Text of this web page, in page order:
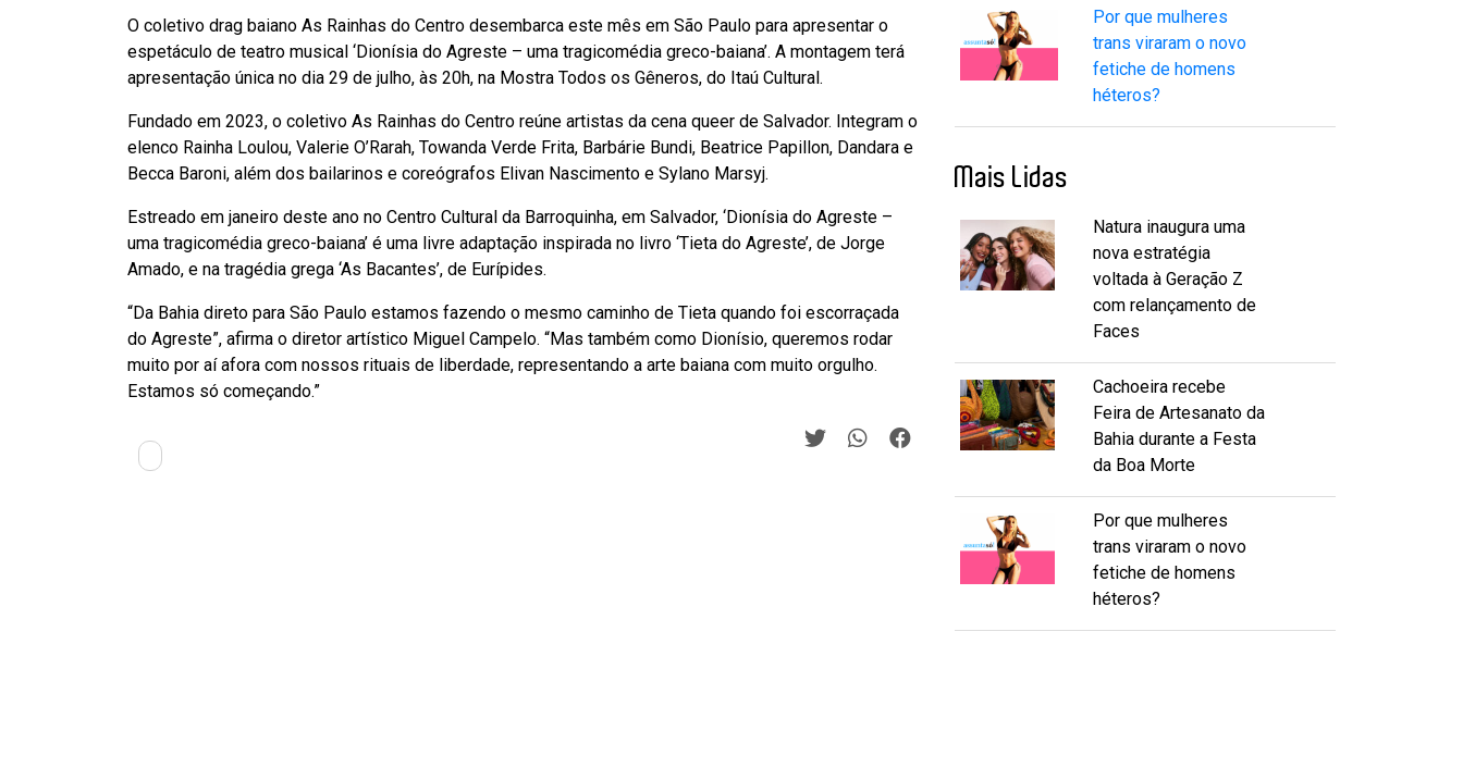
O coletivo drag baiano As Rainhas do Centro desembarca este mês em São Paulo para apresentar o
espetáculo de teatro musical ‘Dionísia do Agreste – uma tragicomédia greco-baiana’. A montagem terá
apresentação única no dia 29 de julho, às 20h, na Mostra Todos os Gêneros, do Itaú Cultural.
Fundado em 2023, o coletivo As Rainhas do Centro reúne artistas da cena queer de Salvador. Integram o
elenco Rainha Loulou, Valerie O’Rarah, Towanda Verde Frita, Barbárie Bundi, Beatrice Papillon, Dandara e
Becca Baroni, além dos bailarinos e coreógrafos Elivan Nascimento e Sylano Marsyj.
Estreado em janeiro deste ano no Centro Cultural da Barroquinha, em Salvador, ‘Dionísia do Agreste –
uma tragicomédia greco-baiana’ é uma livre adaptação inspirada no livro ‘Tieta do Agreste’, de Jorge
Amado, e na tragédia grega ‘As Bacantes’, de Eurípides.
“Da Bahia direto para São Paulo estamos fazendo o mesmo caminho de Tieta quando foi escorraçada
do Agreste”, afirma o diretor artístico Miguel Campelo. “Mas também como Dionísio, queremos rodar
muito por aí afora com nossos rituais de liberdade, representando a arte baiana com muito orgulho.
Estamos só começando.”
Por que mulheres
trans viraram o novo
fetiche de homens
héteros?
Mais Lidas
Natura inaugura uma
nova estratégia
voltada à Geração Z
com relançamento de
Faces
Cachoeira recebe
Feira de Artesanato da
Bahia durante a Festa
da Boa Morte
Por que mulheres
trans viraram o novo
fetiche de homens
héteros?